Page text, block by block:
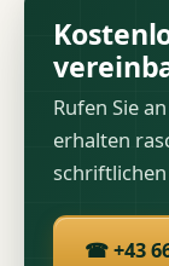
Rufen Sie
erhalten
☎ +43